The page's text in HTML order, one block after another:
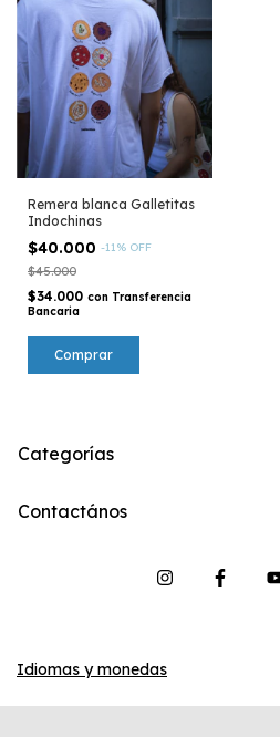
Remera blanca Galletitas
Indochinas
$40.000 -11% OFF
$45.000
$34.000 con Transferencia
Bancaria
Comprar
Categorías
Contactános
Idiomas y monedas